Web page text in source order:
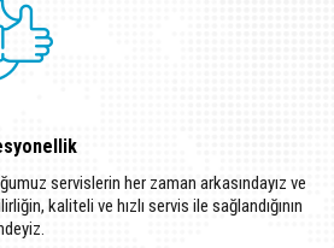
servislerin her zaman arkasındayız ve
kaliteli ve hızlı servis ile sağlandığının